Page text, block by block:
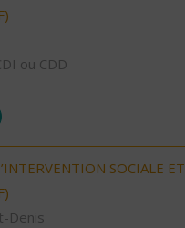
ou CDD
SOCIALE ET
Denis